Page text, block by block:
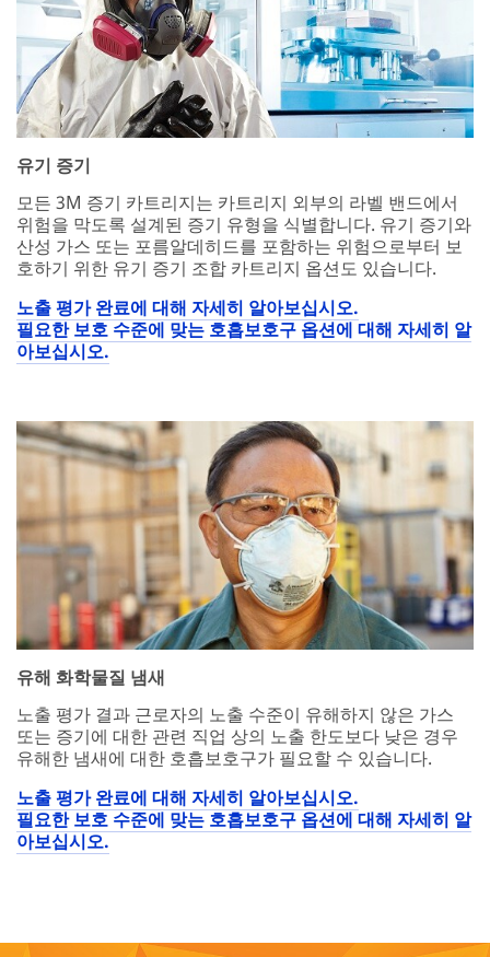
유기 증기
모든 3M 증기 카트리지는 카트리지 외부의 라벨 밴드에서
위험을 막도록 설계된 증기 유형을 식별합니다. 유기 증기와
산성 가스 또는 포름알데히드를 포함하는 위험으로부터 보
호하기 위한 유기 증기 조합 카트리지 옵션도 있습니다.
노출 평가 완료에 대해 자세히 알아보십시오.
필요한 보호 수준에 맞는 호흡보호구 옵션에 대해 자세히 알
아보십시오.
유해 화학물질 냄새
노출 평가 결과 근로자의 노출 수준이 유해하지 않은 가스
또는 증기에 대한 관련 직업 상의 노출 한도보다 낮은 경우
유해한 냄새에 대한 호흡보호구가 필요할 수 있습니다.
노출 평가 완료에 대해 자세히 알아보십시오.
필요한 보호 수준에 맞는 호흡보호구 옵션에 대해 자세히 알
아보십시오.